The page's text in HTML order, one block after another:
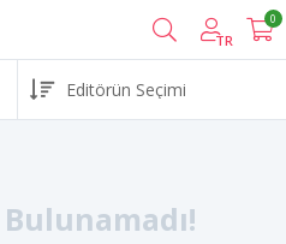
TR
0